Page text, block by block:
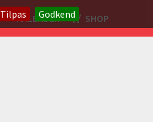
Tilpas Godkend
KALENDER SHOP